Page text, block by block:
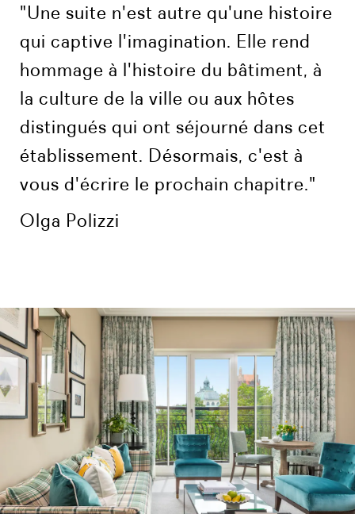
"Une suite n'est autre qu'une histoire
qui captive l'imagination. Elle rend
hommage à l'histoire du bâtiment, à
la culture de la ville ou aux hôtes
distingués qui ont séjourné dans cet
établissement. Désormais, c'est à
vous d'écrire le prochain chapitre."
Olga Polizzi